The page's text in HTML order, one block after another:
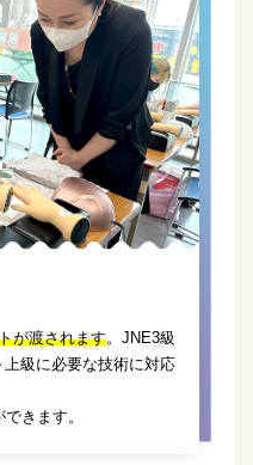
が渡されます。JNE3級
級に必要な技術に対応
きます。